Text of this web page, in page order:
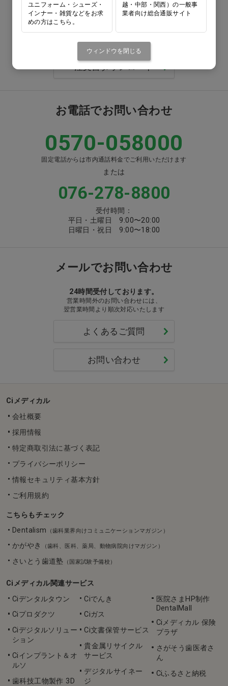
0120-418-167
番号をよくお確かめのうえ、
お間違いのないようお願いいたします
お電話でお問い合わせ
0570-058000
固定電話からは市内通話料金でご利用いただけます
または
076-278-8800
受付時間：
平日・土曜日 9:00〜20:00
日曜日・祝日 9:00〜18:00
メールでお問い合わせ
24時間受付しております。
営業時間外のお問い合わせには、
翌営業時間より順次対応いたします
よくあるご質問
お問い合わせ
Ciメディカル
会社概要
採用情報
特定商取引法に基づく表記
プライバシーポリシー
情報セキュリティ基本方針
ご利用規約
こちらもチェック
Dentalism
（歯科業界向けコミュニケーションマガジン）
かがやき （歯科、医科、薬局、動物病院向けマガジン）
さいとう歯道塾 （国家試験予備校）
Ciメディカル関連サービス
Ciデンタルタウン
Ciプロダクツ
Ciデジタルソリュー
ション
Ciインプラント＆オ
ルソ
歯科技工物製作 3D
Ciでんき
Ciガス
Ci文書保管サービス
貴金属リサイクル
サービス
デジタルサイネー
ジ
医院さまHP制作
DentalMall
Ciメディカル 保険
プラザ
さがそう歯医者さ
ん
Ciふるさと納税
ユニフォーム・シューズ・
インナー・雑貨などをお求
めの方はこちら。
越・中部・関西）の一般事
業者向け総合通販サイト
ウィンドウを閉じる